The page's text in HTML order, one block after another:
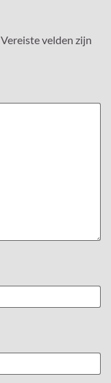
Vereiste velden zijn